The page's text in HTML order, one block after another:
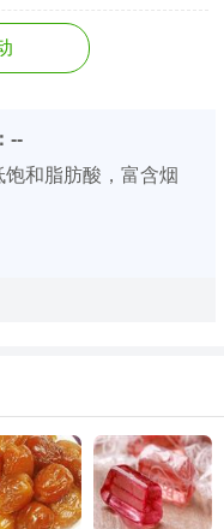
--
和脂肪酸，富含烟